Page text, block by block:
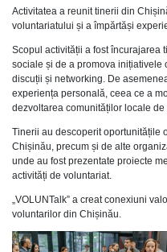
Activitatea a reunit tinerii din
voluntariatului și a împărtăși
Scopul activității a fost încurajarea
sociale și de a promova inițiativele
discuții și networking. De
experiența personală, ceea ce a
dezvoltarea comunităților locale de
Tinerii au descoperit oportunitățile
Chișinău, precum și de alte
unde au fost prezentate proiecte
activități de voluntariat.
„VOLUNTalk” a creat conexiuni
voluntarilor din Chișinău.